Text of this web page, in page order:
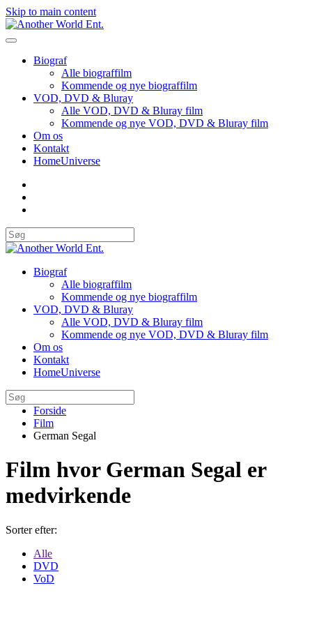
Skip to main content
Biograf
Alle biograffilm
Kommende og nye biograffilm
VOD, DVD & Bluray
Alle VOD, DVD & Bluray film
Kommende og nye VOD, DVD & Bluray film
Om os
Kontakt
HomeUniverse
Biograf
Alle biograffilm
Kommende og nye biograffilm
VOD, DVD & Bluray
Alle VOD, DVD & Bluray film
Kommende og nye VOD, DVD & Bluray film
Om os
Kontakt
HomeUniverse
Forside
Film
German Segal
Film hvor German Segal er
medvirkende
Sorter efter:
Alle
DVD
VoD